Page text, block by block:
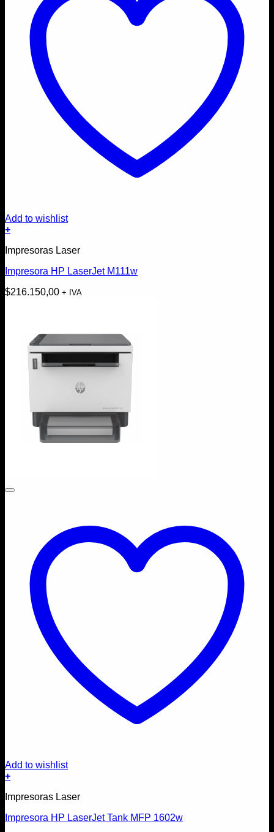
Add to wishlist
+
Impresoras Laser
Impresora HP LaserJet M111w
$216.150,00 + IVA
Add to wishlist
+
Impresoras Laser
Impresora HP LaserJet Tank MFP 1602w